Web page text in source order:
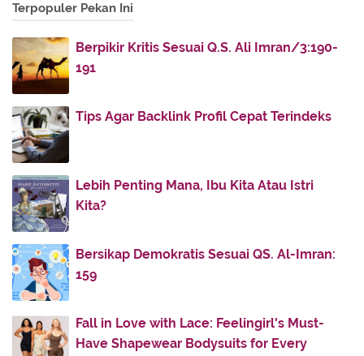
► 2019
► 2018 (11)
► 2017 (142)
► 2016
► 2013 (28)
► 2012
► 2011
► 2010 (187)
Terpopuler Pekan Ini
Berpikir Kritis Sesuai Q.S. Ali Imran/3:190-
191
Tips Agar Backlink Profil Cepat Terindeks
Lebih Penting Mana, Ibu Kita Atau Istri
Kita?
Bersikap Demokratis Sesuai QS. Al-Imran:
159
Fall in Love with Lace: Feelingirl's Must-
Have Shapewear Bodysuits for Every